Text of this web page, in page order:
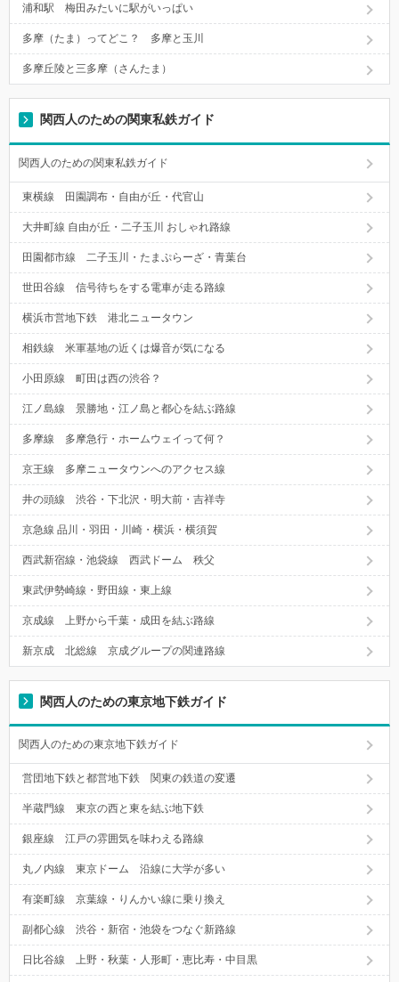
浦和駅 梅田みたいに駅がいっぱい
多摩（たま）ってどこ？ 多摩と玉川
多摩丘陵と三多摩（さんたま）
関西人のための関東私鉄ガイド
関西人のための関東私鉄ガイド
東横線 田園調布・自由が丘・代官山
大井町線 自由が丘・二子玉川 おしゃれ路線
田園都市線 二子玉川・たまぷらーざ・青葉台
世田谷線 信号待ちをする電車が走る路線
横浜市営地下鉄 港北ニュータウン
相鉄線 米軍基地の近くは爆音が気になる
小田原線 町田は西の渋谷？
江ノ島線 景勝地・江ノ島と都心を結ぶ路線
多摩線 多摩急行・ホームウェイって何？
京王線 多摩ニュータウンへのアクセス線
井の頭線 渋谷・下北沢・明大前・吉祥寺
京急線 品川・羽田・川崎・横浜・横須賀
西武新宿線・池袋線 西武ドーム 秩父
東武伊勢崎線・野田線・東上線
京成線 上野から千葉・成田を結ぶ路線
新京成 北総線 京成グループの関連路線
関西人のための東京地下鉄ガイド
関西人のための東京地下鉄ガイド
営団地下鉄と都営地下鉄 関東の鉄道の変遷
半蔵門線 東京の西と東を結ぶ地下鉄
銀座線 江戸の雰囲気を味わえる路線
丸ノ内線 東京ドーム 沿線に大学が多い
有楽町線 京葉線・りんかい線に乗り換え
副都心線 渋谷・新宿・池袋をつなぐ新路線
日比谷線 上野・秋葉・人形町・恵比寿・中目黒